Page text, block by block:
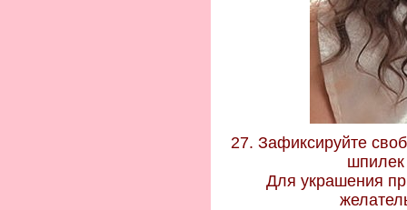
27. Зафиксируйте
Для украшения